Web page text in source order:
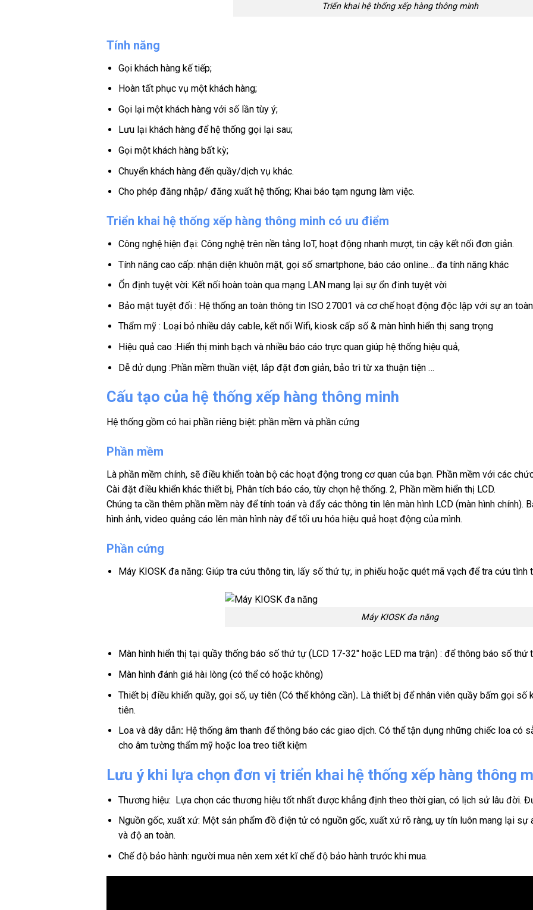
Triển khai hệ thống xếp hàng thông minh
Tính năng
Gọi khách hàng kế tiếp;
Hoàn tất phục vụ một khách hàng;
Gọi lại một khách hàng với số lần tùy ý;
Lưu lại khách hàng để hệ thống gọi lại sau;
Gọi một khách hàng bất kỳ;
Chuyển khách hàng đến quầy/dịch vụ khác.
Cho phép đăng nhập/ đăng xuất hệ thống; Khai báo tạm ngưng làm việc.
Triển khai hệ thống xếp hàng thông minh có ưu điểm
Công nghệ hiện đại: Công nghệ trên nền tảng IoT, hoạt động nhanh mượt, tin cậy kết nối đơn giản.
Tính năng cao cấp: nhận diện khuôn mặt, gọi số smartphone, báo cáo online… đa tính năng khác
Ổn định tuyệt vời: Kết nối hoàn toàn qua mạng LAN mang lại sự ổn đinh tuyệt vời
Bảo mật tuyệt đối : Hệ thống an toàn thông tin ISO 27001 và cơ chế hoạt động độc lập với sự an
Thẩm mỹ : Loại bỏ nhiều dây cable, kết nối Wifi, kiosk cấp số & màn hình hiển thị sang trọng
Hiệu quả cao :Hiển thị minh bạch và nhiều báo cáo trực quan giúp hệ thống hiệu quả,
Dễ dử dụng :Phần mềm thuần việt, lắp đặt đơn giản, bảo trì từ xa thuận tiện …
Cấu tạo của hệ thống xếp hàng thông minh
Hệ thống gồm có hai phần riêng biệt: phần mềm và phần cứng
Phần mềm
Là phần mềm chính, sẽ điều khiển toàn bộ các hoạt động trong cơ quan của bạn. Phần mềm với các
Cài đặt điều khiển khác thiết bị, Phân tích báo cáo, tùy chọn hệ thống. 2, Phần mềm hiển thị LCD.
Chúng ta cần thêm phần mềm này để tính toán và đẩy các thông tin lên màn hình LCD (màn hình chính).
hình ảnh, video quảng cáo lên màn hình này để tối ưu hóa hiệu quả hoạt động của mình.
Phần cứng
Máy KIOSK đa năng: Giúp tra cứu thông tin, lấy số thứ tự, in phiếu hoặc quét mã vạch để tra cứu tình
Máy KIOSK đa năng
Màn hình hiển thị tại quầy thống báo số thứ tự (LCD 17-32″ hoặc LED ma trận) : để thông báo số thứ
Màn hình đánh giá hài lòng (có thể có hoặc không)
Thiết bị điều khiển quầy, gọi số, uy tiên (Có thể không cần). Là thiết bị để nhân viên quầy bấm gọi
tiên.
Loa và dây dẫn: Hệ thống âm thanh để thông báo các giao dịch. Có thể tận dụng những chiếc loa có
cho âm tường thẩm mỹ hoặc loa treo tiết kiệm
Lưu ý khi lựa chọn đơn vị triển khai hệ thống xếp hàng thông
Thương hiệu: Lựa chọn các thương hiệu tốt nhất được khẳng định theo thời gian, có lịch sử lâu đời.
Nguồn gốc, xuất xứ: Một sản phẩm đồ điện tử có nguồn gốc, xuất xứ rõ ràng, uy tín luôn mang lại
và độ an toàn.
Chế độ bảo hành: người mua nên xem xét kĩ chế độ bảo hành trước khi mua.